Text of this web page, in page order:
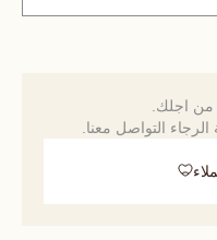
من اجلك.
التواصل معنا.